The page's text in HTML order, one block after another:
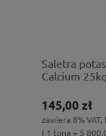
Saletra
Calcium 25kg
145,00 zł
zawiera 8%
( 1 tona = 5